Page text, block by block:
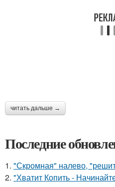
читать дальше →
Последние
1. "Скромная" налево,
2. "Хватит Копить -